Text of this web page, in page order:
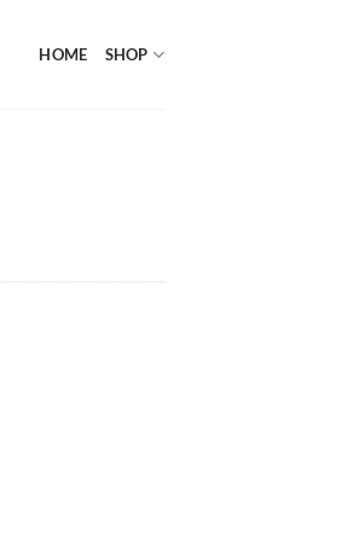
HOME SHOP